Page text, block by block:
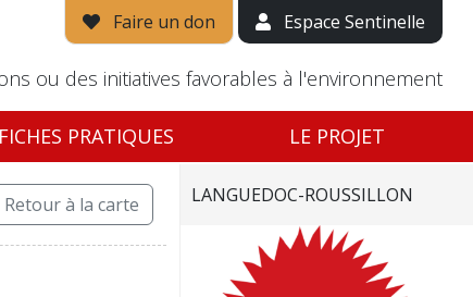
Faire un don Espace Sentinelle
ou des initiatives favorables à l'environnement
FICHES PRATIQUES LE PROJET
Retourà la carte LANGUEDOC-ROUSSILLON